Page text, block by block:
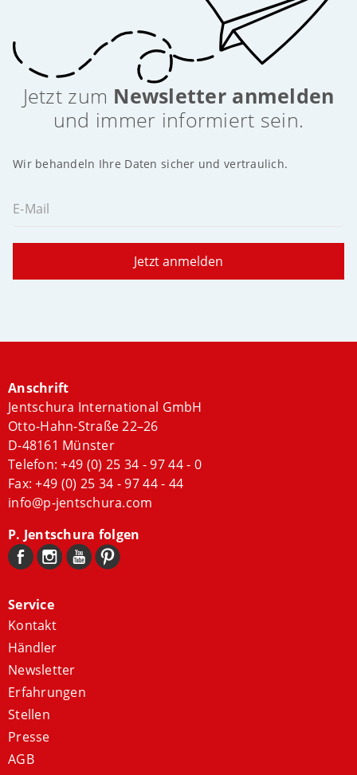
Jetzt zum Newsletter anmelden
und immer informiert sein.
Wir behandeln Ihre Daten sicher und vertraulich.
E-Mail
Jetzt anmelden
Anschrift
Jentschura International GmbH
Otto-Hahn-Straße 22–26
D-48161 Münster
Telefon:+49 (0) 25 34 - 97 44 - 0
Fax: +49 (0) 25 34 - 97 44 - 44
info@p-jentschura.com
P. Jentschura folgen
Service
Kontakt
Händler
Newsletter
Erfahrungen
Stellen
Presse
AGB